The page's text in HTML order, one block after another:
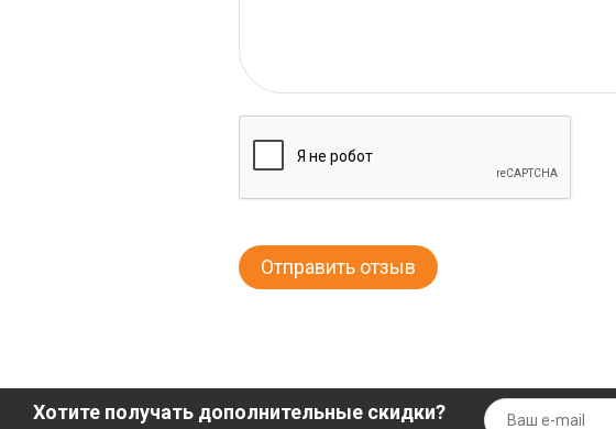
Хотите получать дополнительные скидки?